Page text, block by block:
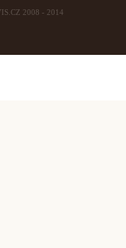
2008 - 2014